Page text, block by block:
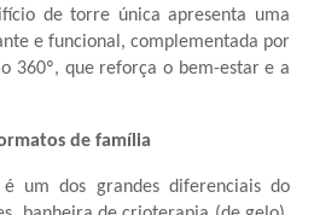
de torre única apresenta uma
e funcional, complementada por
360º, que reforça o bem-estar e a
de família
um dos grandes diferenciais do